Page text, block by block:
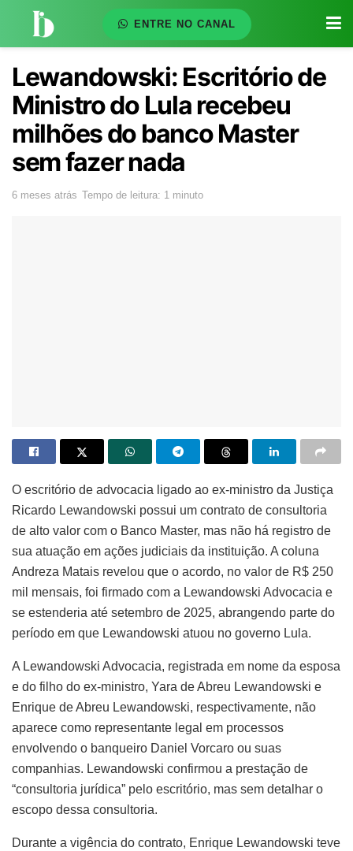
ENTRE NO CANAL
Lewandowski: Escritório de
Ministro do Lula recebeu
milhões do banco Master
sem fazer nada
6 meses atrás Tempo de leitura: 1 minuto
O escritório de advocacia ligado ao ex-ministro da Justiça
Ricardo Lewandowski possui um contrato de consultoria
de alto valor com o Banco Master, mas não há registro de
sua atuação em ações judiciais da instituição. A coluna
Andreza Matais revelou que o acordo, no valor de R$ 250
mil mensais, foi firmado com a Lewandowski Advocacia e
se estenderia até setembro de 2025, abrangendo parte do
período em que Lewandowski atuou no governo Lula.
A Lewandowski Advocacia, registrada em nome da esposa
e do filho do ex-ministro, Yara de Abreu Lewandowski e
Enrique de Abreu Lewandowski, respectivamente, não
aparece como representante legal em processos
envolvendo o banqueiro Daniel Vorcaro ou suas
companhias. Lewandowski confirmou a prestação de
“consultoria jurídica” pelo escritório, mas sem detalhar o
escopo dessa consultoria.
Durante a vigência do contrato, Enrique Lewandowski teve